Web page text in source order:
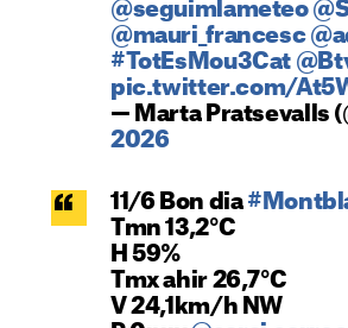
@seguimlameteo
@mauri_francesc
#TotEsMou3Cat
pic.twitter.com/
— Marta Pratsevalls
2026
11/6 Bon dia
Tmn 13,2°C
H 59%
Tmx ahir 26,7°C
V 24,1km/h NW